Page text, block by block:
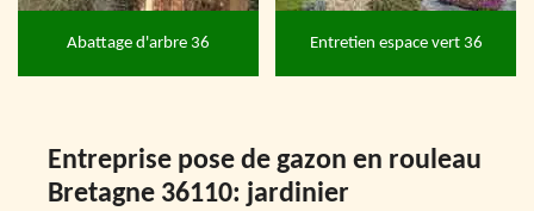
Abattage d'arbre 36 Entretien espace vert 36
Entreprise pose de gazon en rouleau
Bretagne 36110: jardinier